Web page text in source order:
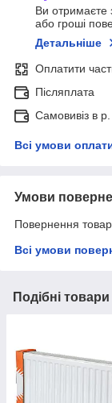
Ви отримаєте
або гроші
Детальніше
Оплатити
Післяплата
Самовивіз в
Всі умови
Умови
Повернення
Всі умови
Подібні товари